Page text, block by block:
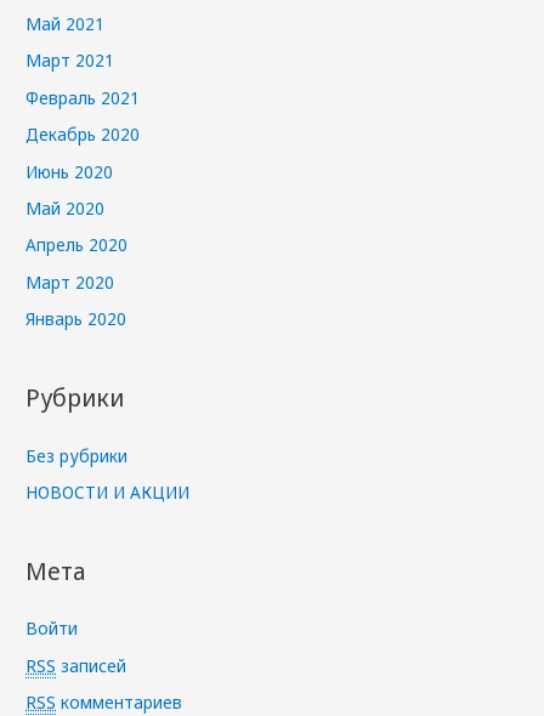
Май 2021
Март 2021
Февраль 2021
Декабрь 2020
Июнь 2020
Май 2020
Апрель 2020
Март 2020
Январь 2020
Рубрики
Без рубрики
НОВОСТИ И АКЦИИ
Мета
Войти
RSS записей
RSS комментариев